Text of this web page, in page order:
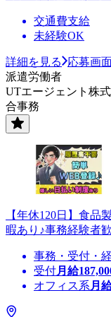
交通費支給
未経験OK
詳細を見る
応募画
派遣労働者
UTエージェント株
合事務
【年休120日】食品
暇あり♪事務経験者
事務・受付・
受付月給
オフィス系 月